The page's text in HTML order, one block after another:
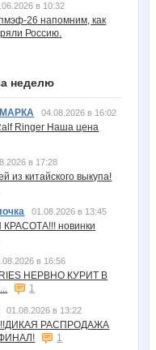
в 10:32
26 напомним, как
Россию.
неделю
04.08.2026 в 16:02
Ringer Наша цена
в 17:28
из китайского выкупа!
01.08.2026 в 13:45
новинки
в 16:56
НЕРВНО КУРИТ В
1
01.08.2026 в 13:22
РАСПРОДАЖА
1